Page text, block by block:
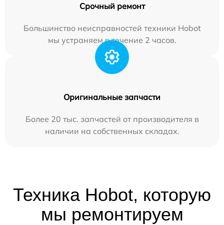
Срочный ремонт
Большинство неисправностей техники Hobot
мы устраняем в течение 2 часов.
Оригинальные запчасти
Более 20 тыс. запчастей от производителя в
наличии на собственных складах.
Техника Hobot, которую
мы ремонтируем